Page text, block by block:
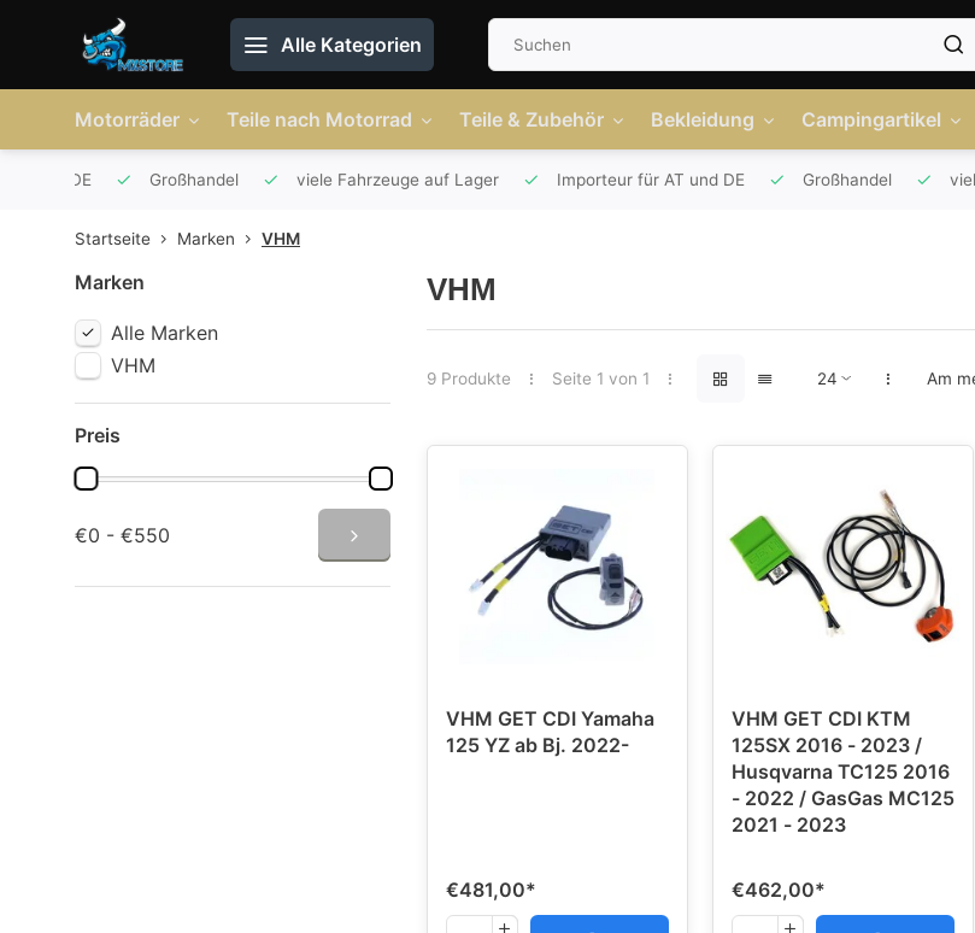
Alle Kategorien
Motorräder Teile nach Motorrad Teile & Zubehör Bekleidung Campingartikel
und DE Großhandel viele Fahrzeuge auf Lager Importeur für AT und DE Großhandel
Startseite Marken VHM
Marken
Alle Marken
VHM
Preis
€0 - €550
VHM
9 Produkte Seite 1 von 1 Am
VHM GET CDI Yamaha
125 YZ ab Bj. 2022-
€481,00*
VHM GET CDI KTM
125SX 2016 - 2023 /
Husqvarna TC125 2016
- 2022 / GasGas MC125
2021 - 2023
€462,00*